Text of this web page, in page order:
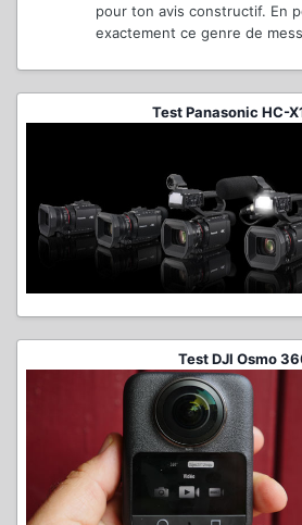
pour ton avis constructif. En
exactement ce genre de
Test Panasonic HC-
Test DJI Osmo